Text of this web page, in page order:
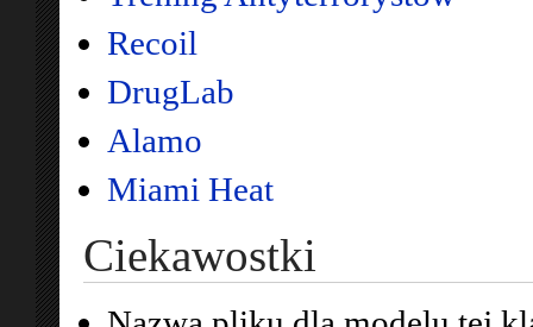
Recoil
DrugLab
Alamo
Miami Heat
Ciekawostki